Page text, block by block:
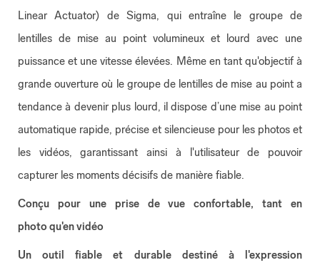
Linear Actuator) de Sigma, qui entraîne le groupe de
lentilles de mise au point volumineux et lourd avec une
puissance et une vitesse élevées. Même en tant qu'objectif à
grande ouverture où le groupe de lentilles de mise au point a
tendance à devenir plus lourd, il dispose d’une mise au point
automatique rapide, précise et silencieuse pour les photos et
les vidéos, garantissant ainsi à l'utilisateur de pouvoir
capturer les moments décisifs de manière fiable.
Conçu pour une prise de vue confortable, tant en
photo qu'en vidéo
Un outil fiable et durable destiné à l'expression